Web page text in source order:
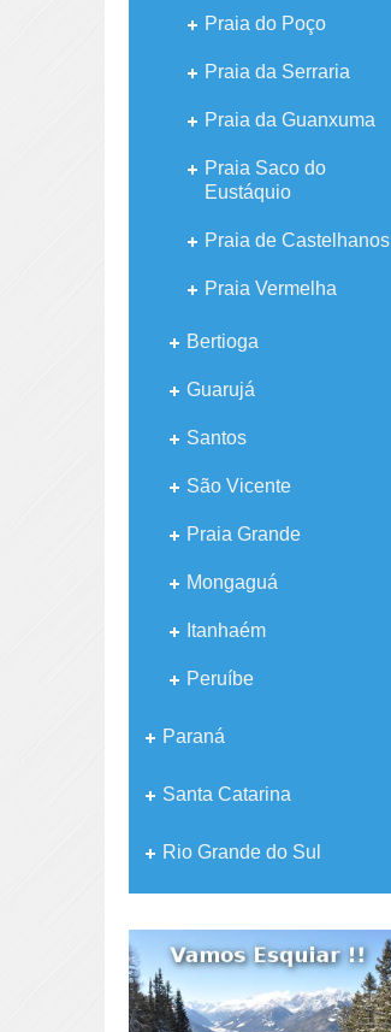
Praia do Poço
Praia da Serraria
Praia da Guanxuma
Praia Saco do
Eustáquio
Praia de Castelhanos
Praia Vermelha
Bertioga
Guarujá
Santos
São Vicente
Praia Grande
Mongaguá
Itanhaém
Peruíbe
Paraná
Santa Catarina
Rio Grande do Sul